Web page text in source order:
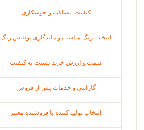
کیفیت اتصالات و جوشکاری
انتخاب رنگ مناسب و ماندگاری پوشش رنگ
قیمت و ارزش خرید نسبت به کیفیت
گارانتی و خدمات پس از فروش
انتخاب تولید کننده یا فروشنده معتبر